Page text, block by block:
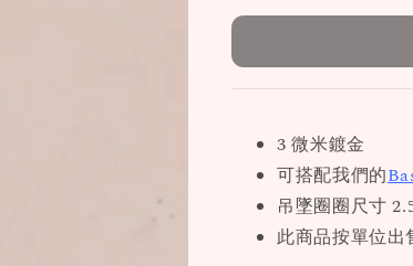
3 微米鍍金
可搭配我們的
吊墜圈圈尺寸
此商品按單位出